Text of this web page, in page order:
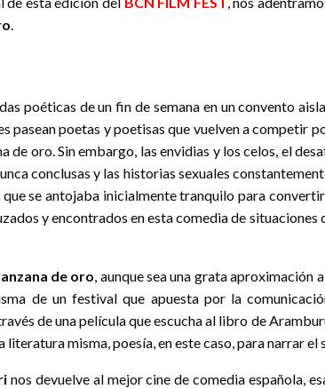
.
poéticas de un fin de semana en un convento
pasean poetas y poetisas que vuelven a competir
de oro. Sin embargo, las envidias y los celos, el
conclusas y las historias sexuales
se antojaba inicialmente tranquilo para
y encontrados en esta comedia de situaciones
de oro, aunque sea una grata aproximación
de un festival que apuesta por la
de una película que escucha al libro de
literatura misma, poesía, en este caso, para narrar el
nos devuelve al mejor cine de comedia española,